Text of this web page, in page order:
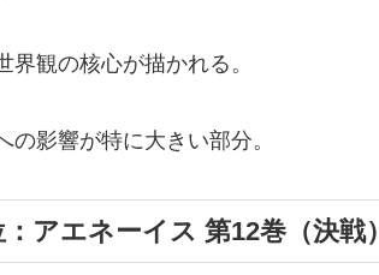
界観の核心が描かれる。
の影響が特に大きい部分。
アエネーイス 第12巻（決戦）